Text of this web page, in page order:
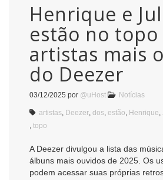
Henrique e
estão no topo
artistas mais
do Deezer
03/12/2025 por @uHost Notícias
artistas Deezer dos estão Henrique
topo
A Deezer divulgou a lista das
álbuns mais ouvidos de 2025. Os
podem acessar suas próprias